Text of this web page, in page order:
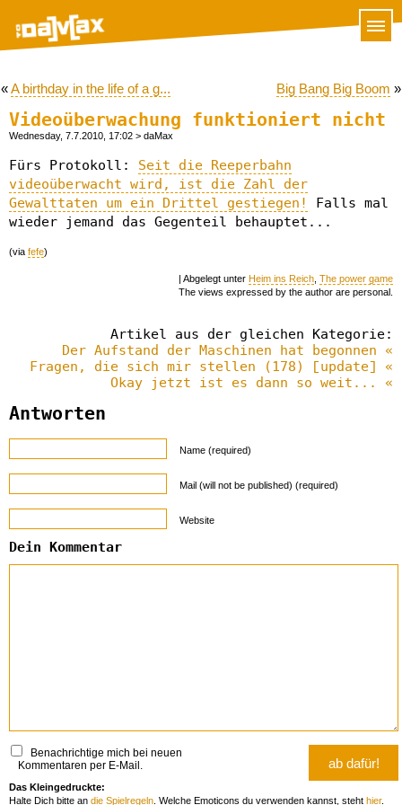
«A birthday in the life of a g... Big Bang Big Boom »
Videoüberwachung funktioniert nicht
Wednesday, 7.7.2010, 17:02 > daMax
Fürs Protokoll: Seit die Reeperbahn
videoüberwacht wird, ist die Zahl der
Gewalttaten um ein Drittel gestiegen!
Falls mal
wieder jemand das Gegenteil behauptet...
(via fefe)
| Abgelegt unter Heim ins Reich The power game
The views expressed by the author are personal.
Artikel aus der gleichen Kategorie:
Der Aufstand der Maschinen hat begonnen «
Fragen, die sich mir stellen (178) [update] «
Okay jetzt ist es dann so weit... «
Antworten
Name (required)
Mail (will not be published) (required)
Website
Dein Kommentar
Benachrichtige mich bei neuen
Kommentaren per E-Mail.
Das Kleingedruckte:
Halte Dich bitte an die Spielregeln . Welche Emoticons du verwenden kannst, steht hier.